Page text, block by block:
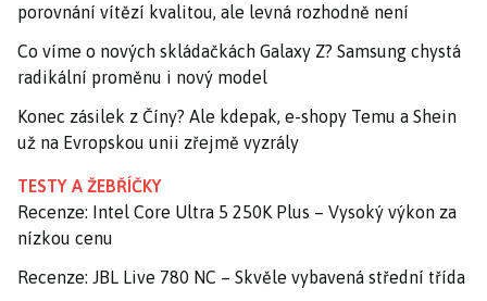
porovnání vítězí kvalitou, ale levná rozhodně není
Co víme o nových skládačkách Galaxy Z? Samsung chystá
radikální proměnu i nový model
Konec zásilek z Číny? Ale kdepak, e-shopy Temu a Shein
už na Evropskou unii zřejmě vyzrály
TESTY A ŽEBŘÍČKY
Recenze: Intel Core Ultra 5 250K Plus – Vysoký výkon za
nízkou cenu
Recenze: JBL Live 780 NC – Skvěle vybavená střední třída